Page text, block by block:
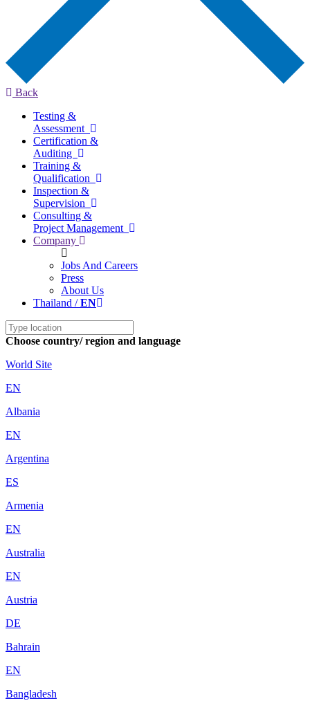
Back
Testing &
Assessment
Certification &
Auditing
Training &
Qualification
Inspection &
Supervision
Consulting &
Project Management
Company
Jobs And Careers
Press
About Us
Thailand /EN
Choose country/ region and language
World Site
EN
Albania
EN
Argentina
ES
Armenia
EN
Australia
EN
Austria
DE
Bahrain
EN
Bangladesh